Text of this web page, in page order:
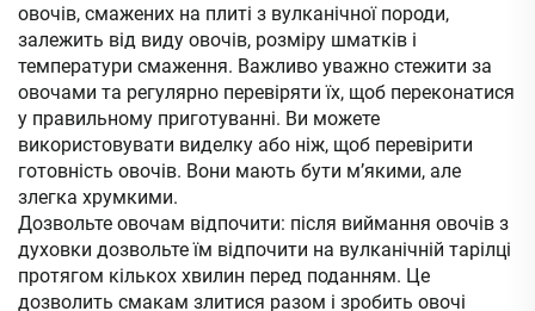
овочів, смажених на плиті з вулканічної породи,
залежить від виду овочів, розміру шматків і
температури смаження. Важливо уважно стежити за
овочами та регулярно перевіряти їх, щоб переконатися
у правильному приготуванні. Ви можете
використовувати виделку або ніж, щоб перевірити
готовність овочів. Вони мають бути м’якими, але
злегка хрумкими.
Дозвольте овочам відпочити: після виймання овочів з
духовки дозвольте їм відпочити на вулканічній тарілці
протягом кількох хвилин перед поданням. Це
дозволить смакам злитися разом і зробить овочі